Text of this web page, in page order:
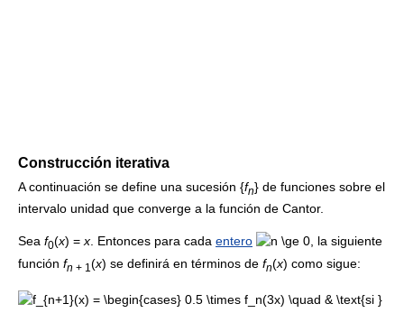
Construcción iterativa
A continuación se define una sucesión {fn} de funciones sobre el
intervalo unidad que converge a la función de Cantor.
Sea f0(x) =x. Entonces para cada entero
, la siguiente
función fn + 1 (x) se definirá en términos de fn(x) como sigue: